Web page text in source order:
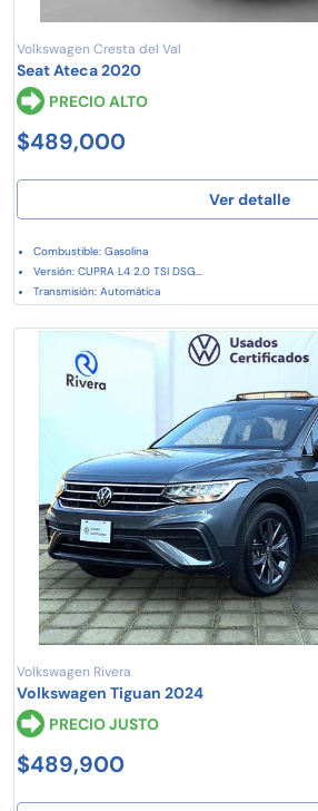
Volkswagen Cresta del Val
Seat Ateca 2020
PRECIO ALTO
$489,000
Ver detalle
Combustible: Gasolina
Versión: CUPRA L4 2.0 TSI DSG...
Transmisión: Automática
Volkswagen Rivera
Volkswagen Tiguan 2024
PRECIO JUSTO
$489,900